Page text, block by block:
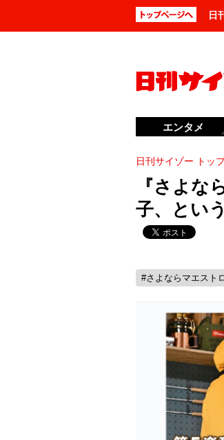
日
日刊サイゾー トッ
『さよ
子、とい
#さよならマエスト
エンタメ